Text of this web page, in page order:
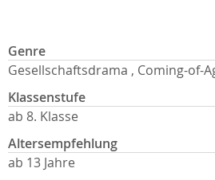
Genre
Gesellschaftsdrama , Coming-of-
Klassenstufe
ab 8. Klasse
Altersempfehlung
ab 13 Jahre